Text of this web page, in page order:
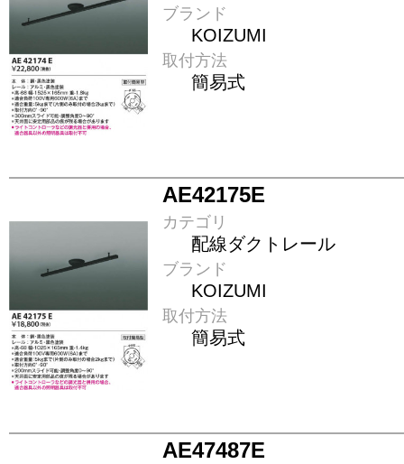
ブランド
KOIZUMI
取付方法
簡易式
AE42175E
カテゴリ
配線ダクトレール
ブランド
KOIZUMI
取付方法
簡易式
AE47487E